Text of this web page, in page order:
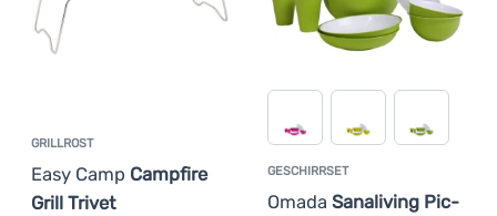
GRILLROST
Easy Camp Campfire
Grill Trivet
GESCHIRRSET
Omada Sanaliving Pic-